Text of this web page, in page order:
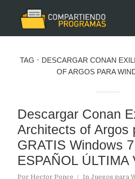
TAG
DESCARGAR CONAN
OF ARGOS PARA
Descargar Conan
Architects of Argos
GRATIS Windows
ESPAÑOL ÚLTIMA
Por Hector Ponce In Juegos para